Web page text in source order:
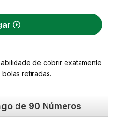
de cobrir exatamente
retiradas.
de 90 Números